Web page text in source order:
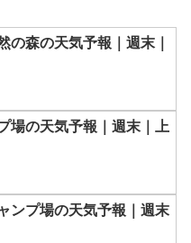
の森の天気予報｜週末｜
場の天気予報｜週末｜上
ンプ場の天気予報｜週末